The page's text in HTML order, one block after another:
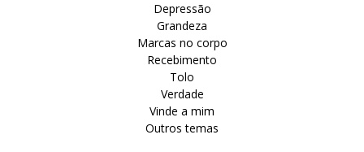
Depressão
Grandeza
Marcas no corpo
Recebimento
Tolo
Verdade
Vinde a mim
Outros temas